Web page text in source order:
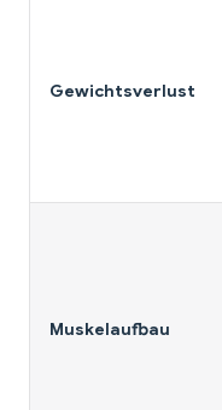
Gewichtsverlust
Muskelaufbau